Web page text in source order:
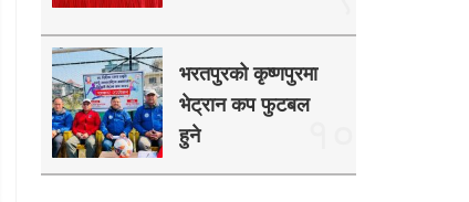
भरतपुरको कृष्णपुरमा
भेट्रान कप फुटबल
हुने